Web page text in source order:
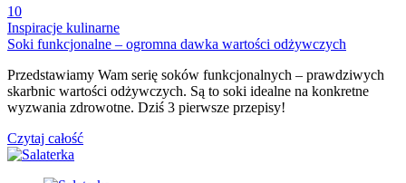
10
Inspiracje kulinarne
Soki funkcjonalne – ogromna dawka wartości odżywczych
Przedstawiamy Wam serię soków funkcjonalnych – prawdziwych
skarbnic wartości odżywczych. Są to soki idealne na konkretne
wyzwania zdrowotne. Dziś 3 pierwsze przepisy!
Czytaj całość